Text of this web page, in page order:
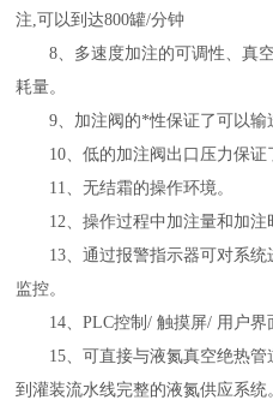
注,可以到达800罐/分钟
8、多速度加注的可调性、真空
耗量。
9、加注阀的*性保证了可以输
10、低的加注阀出口压力保证
11、无结霜的操作环境。
12、操作过程中加注量和加注
13、通过报警指示器可对系统
监控。
14、PLC控制/ 触摸屏/ 用户界
15、可直接与液氮真空绝热管
到灌装流水线完整的液氮供应系统